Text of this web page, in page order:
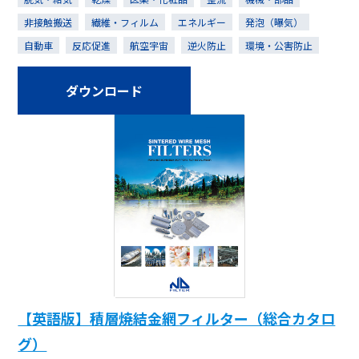
非接触搬送
繊維・フィルム エネルギー
発泡（曝気）
自動車
反応促進 航空宇宙 逆火防止 環境・公害防止
ダウンロード
【英語版】積層焼結金網フィルター（総合カタロ
グ）